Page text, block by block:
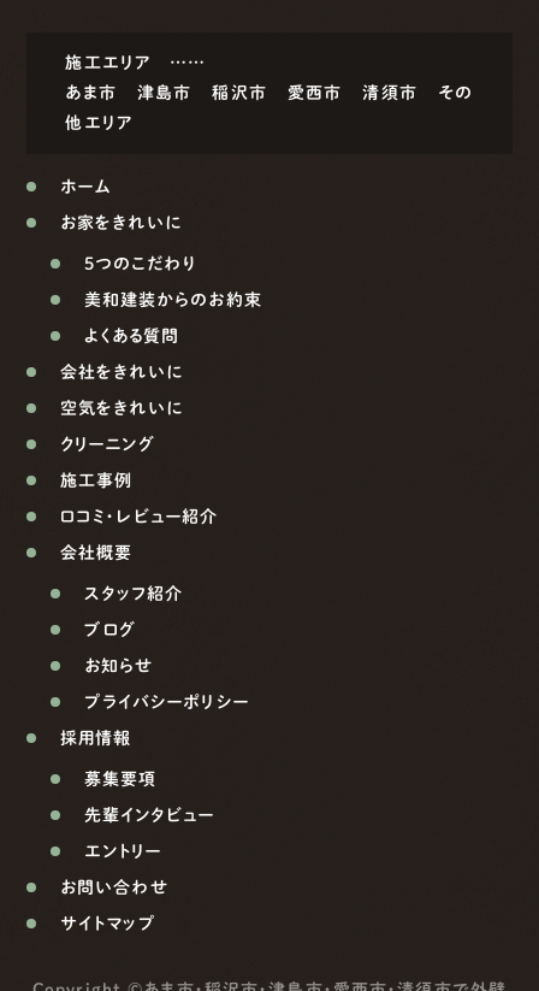
施工エリア ……
あま市
津島市 稲沢市 愛西市 清須市
その
他エリア
ホーム
お家をきれいに
5つのこだわり
美和建装からのお約束
よくある質問
会社をきれいに
空気をきれいに
クリーニング
施工事例
口コミ・レビュー紹介
会社概要
スタッフ紹介
ブログ
お知らせ
プライバシーポリシー
採用情報
募集要項
先輩インタビュー
エントリー
お問い合わせ
サイトマップ